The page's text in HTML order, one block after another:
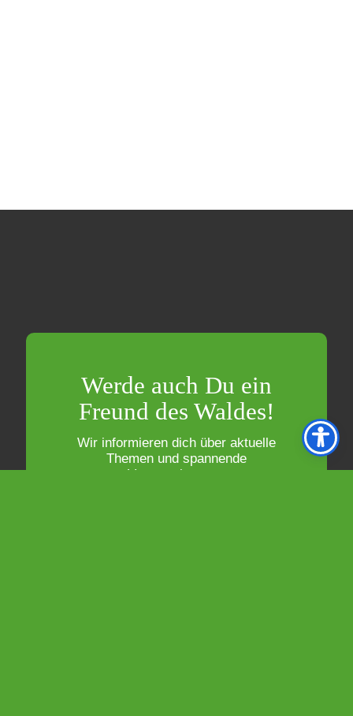
Werde auch Du ein
Freund des Waldes!
Wir informieren dich über aktuelle
Themen und spannende
Veranstaltungen.